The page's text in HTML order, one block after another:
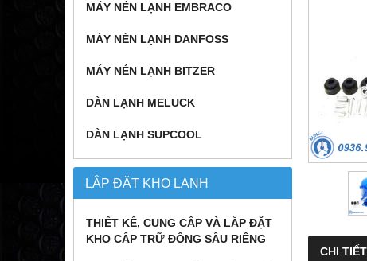
MÁY NÉN LẠNH EMBRACO
MÁY NÉN LẠNH DANFOSS
MÁY NÉN LẠNH BITZER
DÀN LẠNH MELUCK
DÀN LẠNH SUPCOOL
LẮP ĐẶT KHO LẠNH
THIẾT KẾ, CUNG CẤP VÀ LẮP ĐẶT
KHO CẤP TRỮ ĐÔNG SẦU RIÊNG
CHI TIẾT